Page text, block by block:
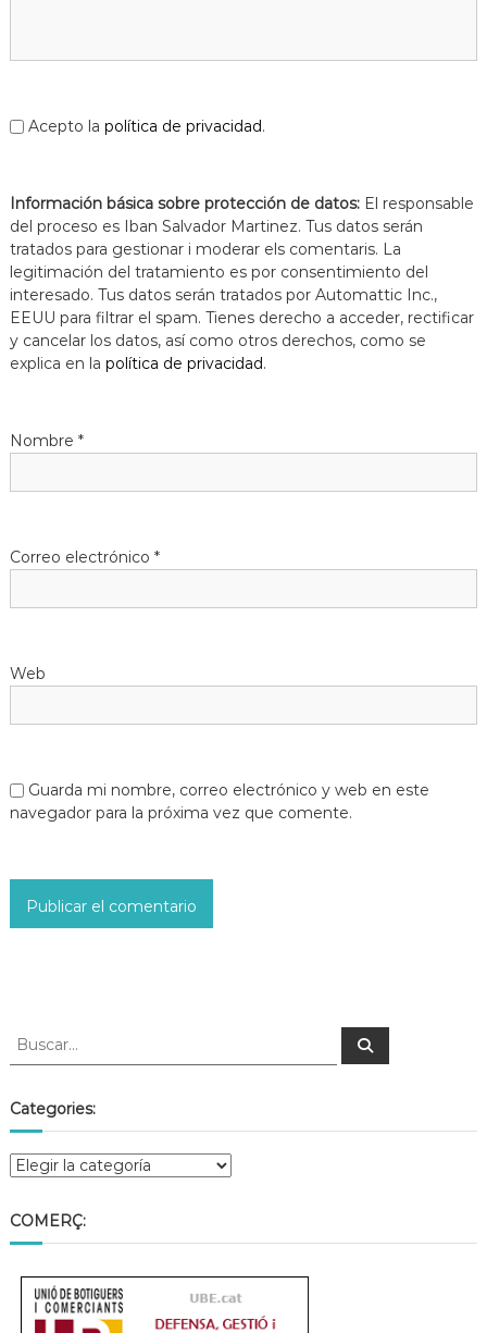
Acepto la política de privacidad.
Información básica sobre protección de datos: El responsable
del proceso es Iban Salvador Martinez. Tus datos serán
tratados para gestionar i moderar els comentaris. La
legitimación del tratamiento es por consentimiento del
interesado. Tus datos serán tratados por Automattic Inc.,
EEUU para filtrar el spam. Tienes derecho a acceder, rectificar
y cancelar los datos, así como otros derechos, como se
explica en la política de privacidad.
Nombre *
Correo electrónico *
Web
Guarda mi nombre, correo electrónico y web en este
navegador para la próxima vez que comente.
Categories:
COMERÇ: